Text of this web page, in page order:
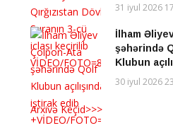
31 iyul 2026
İlham
şəhərində
Klubun
30 iyul 2026
Arxivə Keçid>>>